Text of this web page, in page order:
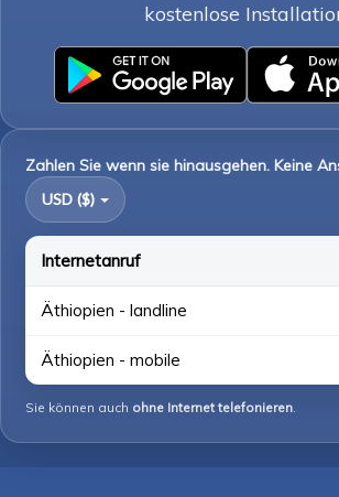
kostenlose
Zahlen Sie wenn sie hinausgehen. Keine
USD ($)
Internetanruf
Äthiopien - landline
Äthiopien - mobile
Sie können auch ohne Internet telefonieren.